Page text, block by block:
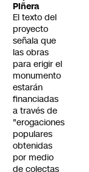
Piñera
El texto del
proyecto
señala que
las obras
para erigir el
monumento
estarán
financiadas
a través de
"erogaciones
populares
obtenidas
por medio
de colectas